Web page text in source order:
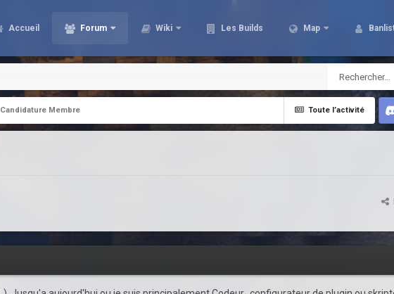
Accueil Forum Wiki Les Builds Map
Toute l’activité
Candidature Membre